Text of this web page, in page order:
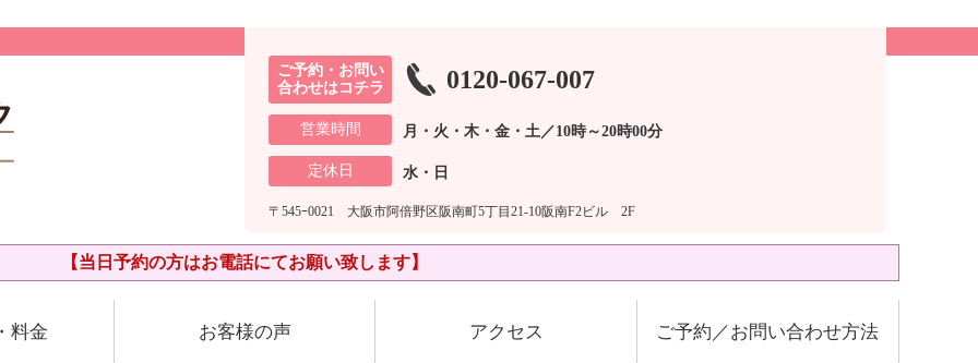
ご予約・お問い
合わせはコチラ
0120-067-007
営業時間 月・火・木・金・土／10時～20時00分
定休日 水・日
〒545ｰ0021 大阪市阿倍野区阪南町5丁目21-10阪南F2ビル 2F
【当日予約の方はお電話にてお願い致します】
料金 お客様の声 アクセス ご予約／お問い合わせ方法